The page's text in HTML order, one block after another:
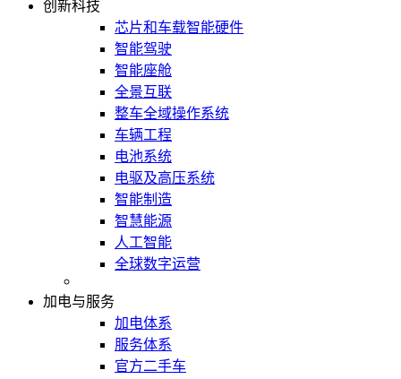
创新科技
芯片和车载智能硬件
智能驾驶
智能座舱
全景互联
整车全域操作系统
车辆工程
电池系统
电驱及高压系统
智能制造
智慧能源
人工智能
全球数字运营
加电与服务
加电体系
服务体系
官方二手车